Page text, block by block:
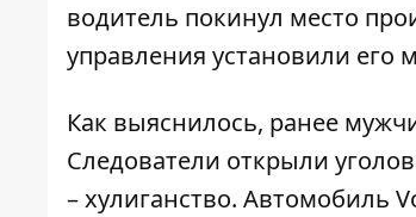
водитель покинул место
управления установили его
Как выяснилось, ранее
Следователи открыли
– хулиганство.